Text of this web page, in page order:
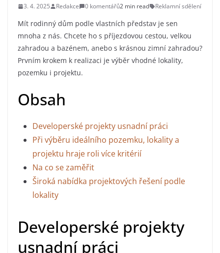
3. 4. 2025 Redakce 0 komentářů2 min read Reklamní sdělení
Mít rodinný dům podle vlastních představ je sen
mnoha z nás. Chcete ho s příjezdovou cestou, velkou
zahradou a bazénem, anebo s krásnou zimní zahradou?
Prvním krokem k realizaci je výběr vhodné lokality,
pozemku i projektu.
Obsah
Developerské projekty usnadní práci
Při výběru ideálního pozemku, lokality a
projektu hraje roli více kritérií
Na co se zaměřit
Široká nabídka projektových řešení podle
lokality
Developerské projekty
usnadní práci